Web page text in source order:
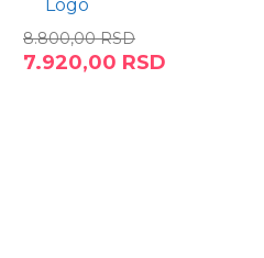
8.800,00RSD
7.920,00 RSD